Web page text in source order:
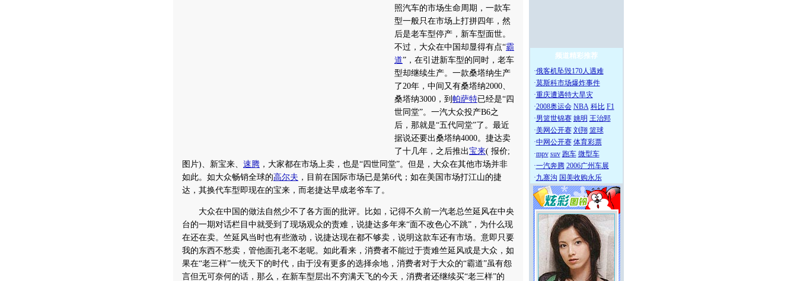
照汽车的市场生命周期，一款车
型一般只在市场上打拼四年，然
后是老车型停产，新车型面世。
不过，大众在中国却显得有点“霸
道”，在引进新车型的同时，老车
型却继续生产。一款桑塔纳生产
了20年，中间又有桑塔纳2000、
桑塔纳3000，到 帕萨特已经是“四
世同堂”。一汽大众投产B6之
后，那就是“五代同堂”了。最近
据说还要出桑塔纳4000。捷达卖
了十几年，之后推出宝来( 报价;
图片)、新宝来、 速腾 ，大家都在市场上卖，也是“四世同堂”。但是，大众在其他市场并非
如此。如大众畅销全球的高尔夫 ，目前在国际市场已是第6代；如在美国市场打江山的捷
达，其换代车型即现在的宝来，而老捷达早成老爷车了。
大众在中国的做法自然少不了各方面的批评。比如，记得不久前一汽老总竺延风在中央
台的一期对话栏目中就受到了现场观众的责难，说捷达多年来“面不改色心不跳”，为什么现
在还在卖。竺延风当时也有些激动，说捷达现在都不够卖，说明这款车还有市场。意即只要
我的东西不愁卖，管他面孔老不老呢。如此看来，消费者不能过于责难竺延风或是大众，如
果在“老三样”一统天下的时代，由于没有更多的选择余地，消费者对于大众的“霸道”虽有怨
言但无可奈何的话，那么，在新车型层出不穷满天飞的今天，消费者还继续买“老三样”的
频道精彩推荐
·俄客机坠毁170人遇难
·莫斯科市场爆炸事件
·重庆遭遇特大旱灾
·2008奥运会 NBA 科比 F1
·男篮世锦赛 姚明 王治郅
·美网公开赛 刘翔 篮球
·中网公开赛 体育彩票
·mpv suv 跑车 微型车
·一汽奔腾 2006广州车展
·九寨沟 国美收购永乐